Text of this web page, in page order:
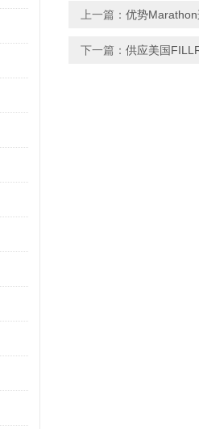
上一篇： 优势Marathon
下一篇： 供应美国